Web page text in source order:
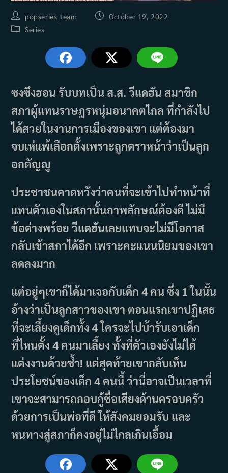
Post
author:
popseries_team
PostOctober 19, 2022
PostSeries
ซงซึงฮอน รับบทเป็น ส.ส. วีแดฮัน สมาชิก
สภาผู้แทนราษฎรหนุ่มอนาคตไกล ที่กำลังไป
ได้สวยในงานการเมืองของเขา แต่ต้องมา
จบเห่แพ้เลือกตั้งเพราะถูกตราหน้าว่าเป็นลูก
อกตัญญู
ประชาชนคาดหวังว่าคนที่จะเข้าไปทำหน้าที่
แทนตัวเองในสภานั้นภาพลักษณ์ต้องดี ไม่มี
ข้อด่างพร้อย วีแดฮันเลยแทบจะไม่มีโอกาส
กลับเข้าสภาได้อีก เพราะคะแนนนิยมของเขา
ลดลงมาก
แต่อยู่ๆเขาก็ได้มาเจอกับเด็ก 4 คน ซึ่ง 1 ในนั้น
อ้างว่าเป็นลูกสาวของเขา ตอนแรกเขาปฏิเสธ
ที่จะเลี้ยงดูเด็กทั้ง 4 ใครจะไปบ้ารับเอาเด็ก
ที่ไหนตั้ง 4 คนมาเลี้ยง ทั้งที่ตัวเองยังไม่ได้
แต่งงานด้วยซ้ำ! แต่สุดท้ายเขากลับเห็น
ประโยชน์ของเด็ก 4 คนนี้ ว่านี่อาจเป็นเวลาที่
เขาจะสามารถกอบกู้ชื่อเสียงด้านครอบครัว
ด้วยการเป็นพ่อที่ดี ให้สังคมยอมรับ และ
หนทางสู่สภาก็คงอยู่ไม่ไกลเกินเอื้อม